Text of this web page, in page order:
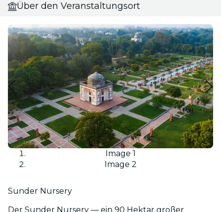
Über den Veranstaltungsort
Image 1
Image 2
Sunder Nursery
Der Sunder Nursery — ein 90 Hektar großer